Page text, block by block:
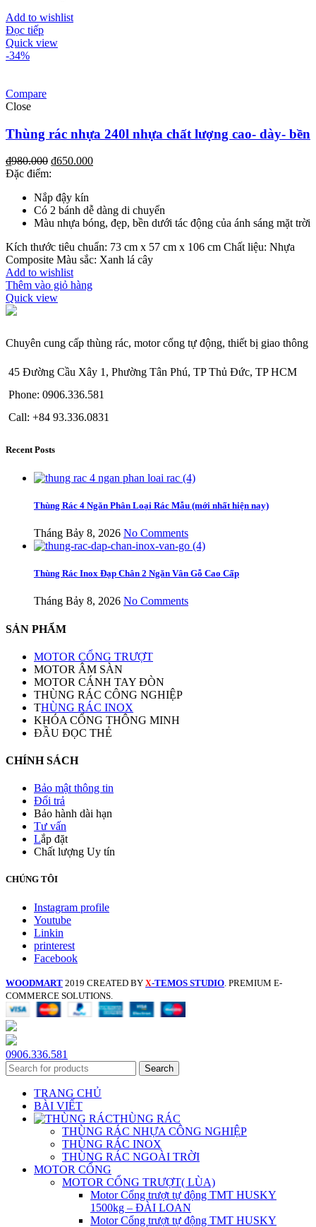
Add to wishlist
Đọc tiếp
Quick view
-34%
Compare
Close
Thùng rác nhựa 240l nhựa chất lượng cao- dày- bền
₫980.000 ₫650.000
Đặc điểm:
Nắp đậy kín
Có 2 bánh dễ dàng di chuyển
Màu nhựa bóng, đẹp, bền dưới tác động của ánh sáng mặt trời
Kích thước tiêu chuẩn: 73 cm x 57 cm x 106 cm Chất liệu: Nhựa
Composite Màu sắc: Xanh lá cây
Add to wishlist
Thêm vào giỏ hàng
Quick view
Chuyên cung cấp thùng rác, motor cổng tự động, thiết bị giao thông
45 Đường Cầu Xây 1, Phường Tân Phú, TP Thủ Đức, TP HCM
Phone: 0906.336.581
Call: +84 93.336.0831
Recent Posts
Thùng Rác 4 Ngăn Phân Loại Rác Mẫu (mới nhất hiện nay)
Tháng Bảy 8, 2026 No Comments
Thùng Rác Inox Đạp Chân 2 Ngăn Vân Gỗ Cao Cấp
Tháng Bảy 8, 2026 No Comments
SẢN PHẨM
MOTOR CỔNG TRƯỢT
MOTOR ÂM SÀN
MOTOR CÁNH TAY ĐÒN
THÙNG RÁC CÔNG NGHIỆP
THÙNG RÁC INOX
KHÓA CỔNG THÔNG MINH
ĐẦU ĐỌC THẺ
CHÍNH SÁCH
Bảo mật thông tin
Đổi trả
Bảo hành dài hạn
Tư vấn
Lắp đặt
Chất lượng Uy tín
CHÚNG TÔI
Instagram profile
Youtube
Linkin
printerest
Facebook
WOODMART 2019 CREATED BY X-TEMOS STUDIO . PREMIUM E-
COMMERCE SOLUTIONS.
0906.336.581
Search
TRANG CHỦ
BÀI VIẾT
THÙNG RÁC
THÙNG RÁC NHỰA CÔNG NGHIỆP
THÙNG RÁC INOX
THÙNG RÁC NGOÀI TRỜI
MOTOR CỔNG
MOTOR CỔNG TRƯỢT( LÙA)
Motor Cổng trượt tự động TMT HUSKY
1500kg – ĐÀI LOAN
Motor Cổng trượt tự động TMT HUSKY